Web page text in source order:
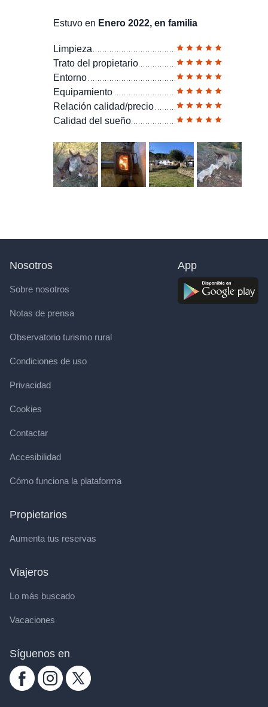
Estuvo en Enero 2022, en familia
Limpieza
Trato del propietario
Entorno
Equipamiento
Relación calidad/precio
Calidad del sueño
Nosotros
Sobre nosotros
Notas de prensa
Observatorio turismo rural
Condiciones de uso
Privacidad
Cookies
Contactar
Accesibilidad
Cómo funciona la plataforma
Propietarios
Aumenta tus reservas
Viajeros
Lo más buscado
Vacaciones
App
Síguenos en